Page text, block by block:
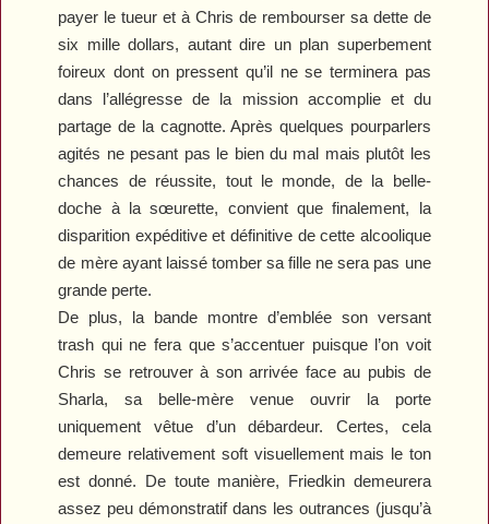
payer le tueur et à Chris de rembourser sa dette de
six mille dollars, autant dire un plan superbement
foireux dont on pressent qu’il ne se terminera pas
dans l’allégresse de la mission accomplie et du
partage de la cagnotte. Après quelques pourparlers
agités ne pesant pas le bien du mal mais plutôt les
chances de réussite, tout le monde, de la belle-
doche à la sœurette, convient que finalement, la
disparition expéditive et définitive de cette alcoolique
de mère ayant laissé tomber sa fille ne sera pas une
grande perte.
De plus, la bande montre d’emblée son versant
trash qui ne fera que s’accentuer puisque l’on voit
Chris se retrouver à son arrivée face au pubis de
Sharla, sa belle-mère venue ouvrir la porte
uniquement vêtue d’un débardeur. Certes, cela
demeure relativement soft visuellement mais le ton
est donné. De toute manière, Friedkin demeurera
assez peu démonstratif dans les outrances (jusqu’à